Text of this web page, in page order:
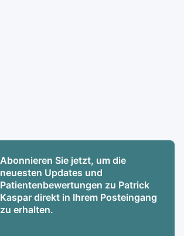
Abonnieren Sie jetzt, um die
neuesten Updates und
Patientenbewertungen zu Patrick
Kaspar direkt in Ihrem Posteingang
zu erhalten.